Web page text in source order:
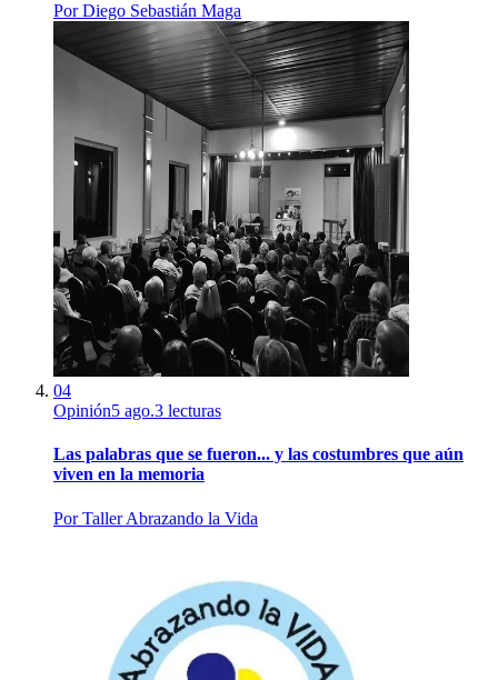
PorDiego Sebastián Maga
04
Opinión5 ago.3 lecturas
Las palabras que se fueron... y las costumbres que aún
viven en la memoria
PorTaller Abrazando la Vida